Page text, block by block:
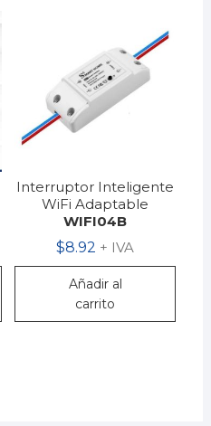
Interruptor Inteligente
WiFi Adaptable
WIFI04B
$8.92 + IVA
Añadir al
carrito